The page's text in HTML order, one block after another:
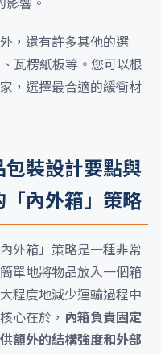
響。
，還有許多其他的選
瓦楞紙板等。您可以根
，選擇最合適的緩衝材
裝設計要點與
內外箱」策略
外箱」策略是一種非常
單地將物品放入一個箱
程度地減少運輸過程中
心在於， 內箱負責固定
額外的結構強度和外部